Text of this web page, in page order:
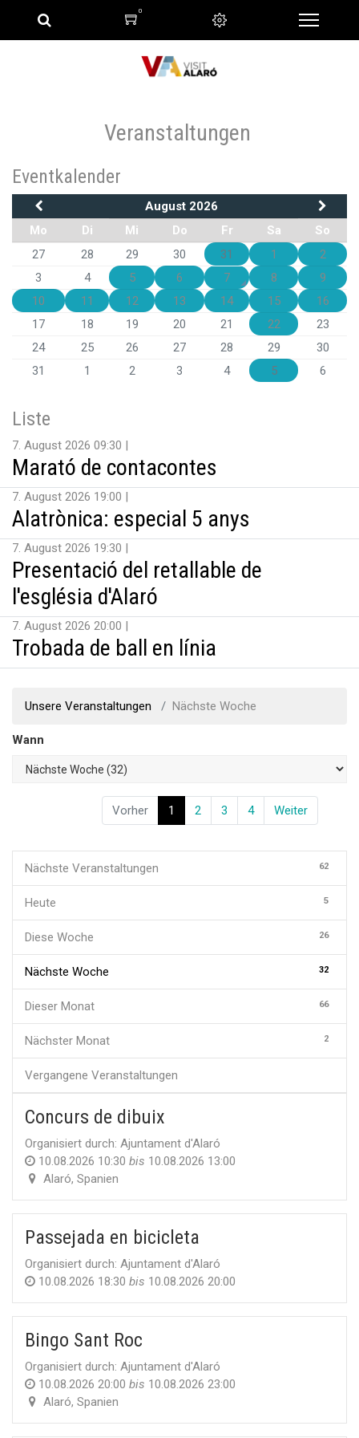
0
Veranstaltungen
Eventkalender
August 2026
Mo
Di Mi Do Fr Sa
So
27
28 29 30 31 1
2
3
4 5 6 7 8
9
10
11 12 13 14 15
16
17
18 19 20 21 22
23
24
25 26 27 28 29
30
31
1 2 3 4 5 6
Liste
7. August 2026 09:30
Marató de contacontes
7. August 2026 19:00
Alatrònica: especial 5 anys
7. August 2026 19:30
Presentació del retallable de
l'església d'Alaró
7. August 2026 20:00
Trobada de ball en línia
Unsere Veranstaltungen Nächste Woche
Wann
Vorher 1 2 3 4 Weiter
Nächste Veranstaltungen 62
Heute 5
Diese Woche 26
Nächste Woche 32
Dieser Monat 66
Nächster Monat 2
Vergangene Veranstaltungen
Concurs de dibuix
Organisiert durch: Ajuntament d'Alaró
10.08.2026 10:30 bis 10.08.2026 13:00
Alaró,Spanien
Passejada en bicicleta
Organisiert durch: Ajuntament d'Alaró
10.08.2026 18:30 bis 10.08.2026 20:00
Bingo Sant Roc
Organisiert durch: Ajuntament d'Alaró
10.08.2026 20:00 bis 10.08.2026 23:00
Alaró,Spanien